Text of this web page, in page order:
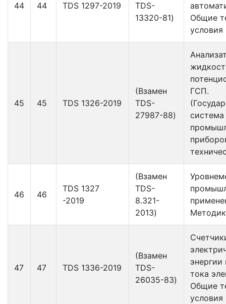
44 44 TDS 1297-2019
TDS-
13320-81)
Общие
условия
45 45 TDS 1326-2019
(Взамен
TDS-
27987-88)
ГСП.
система
46 46
TDS 1327
-2019
(Взамен
TDS-
8.321-
2013)
47 47 TDS 1336-2019
(Взамен
TDS-
26035-83)
энергии
тока
Общие
условия